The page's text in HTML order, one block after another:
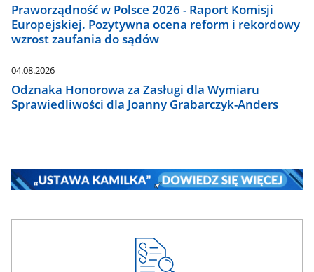
Praworządność w Polsce 2026 - Raport Komisji
Europejskiej. Pozytywna ocena reform i rekordowy
wzrost zaufania do sądów
04.08.2026
Odznaka Honorowa za Zasługi dla Wymiaru
Sprawiedliwości dla Joanny Grabarczyk-Anders